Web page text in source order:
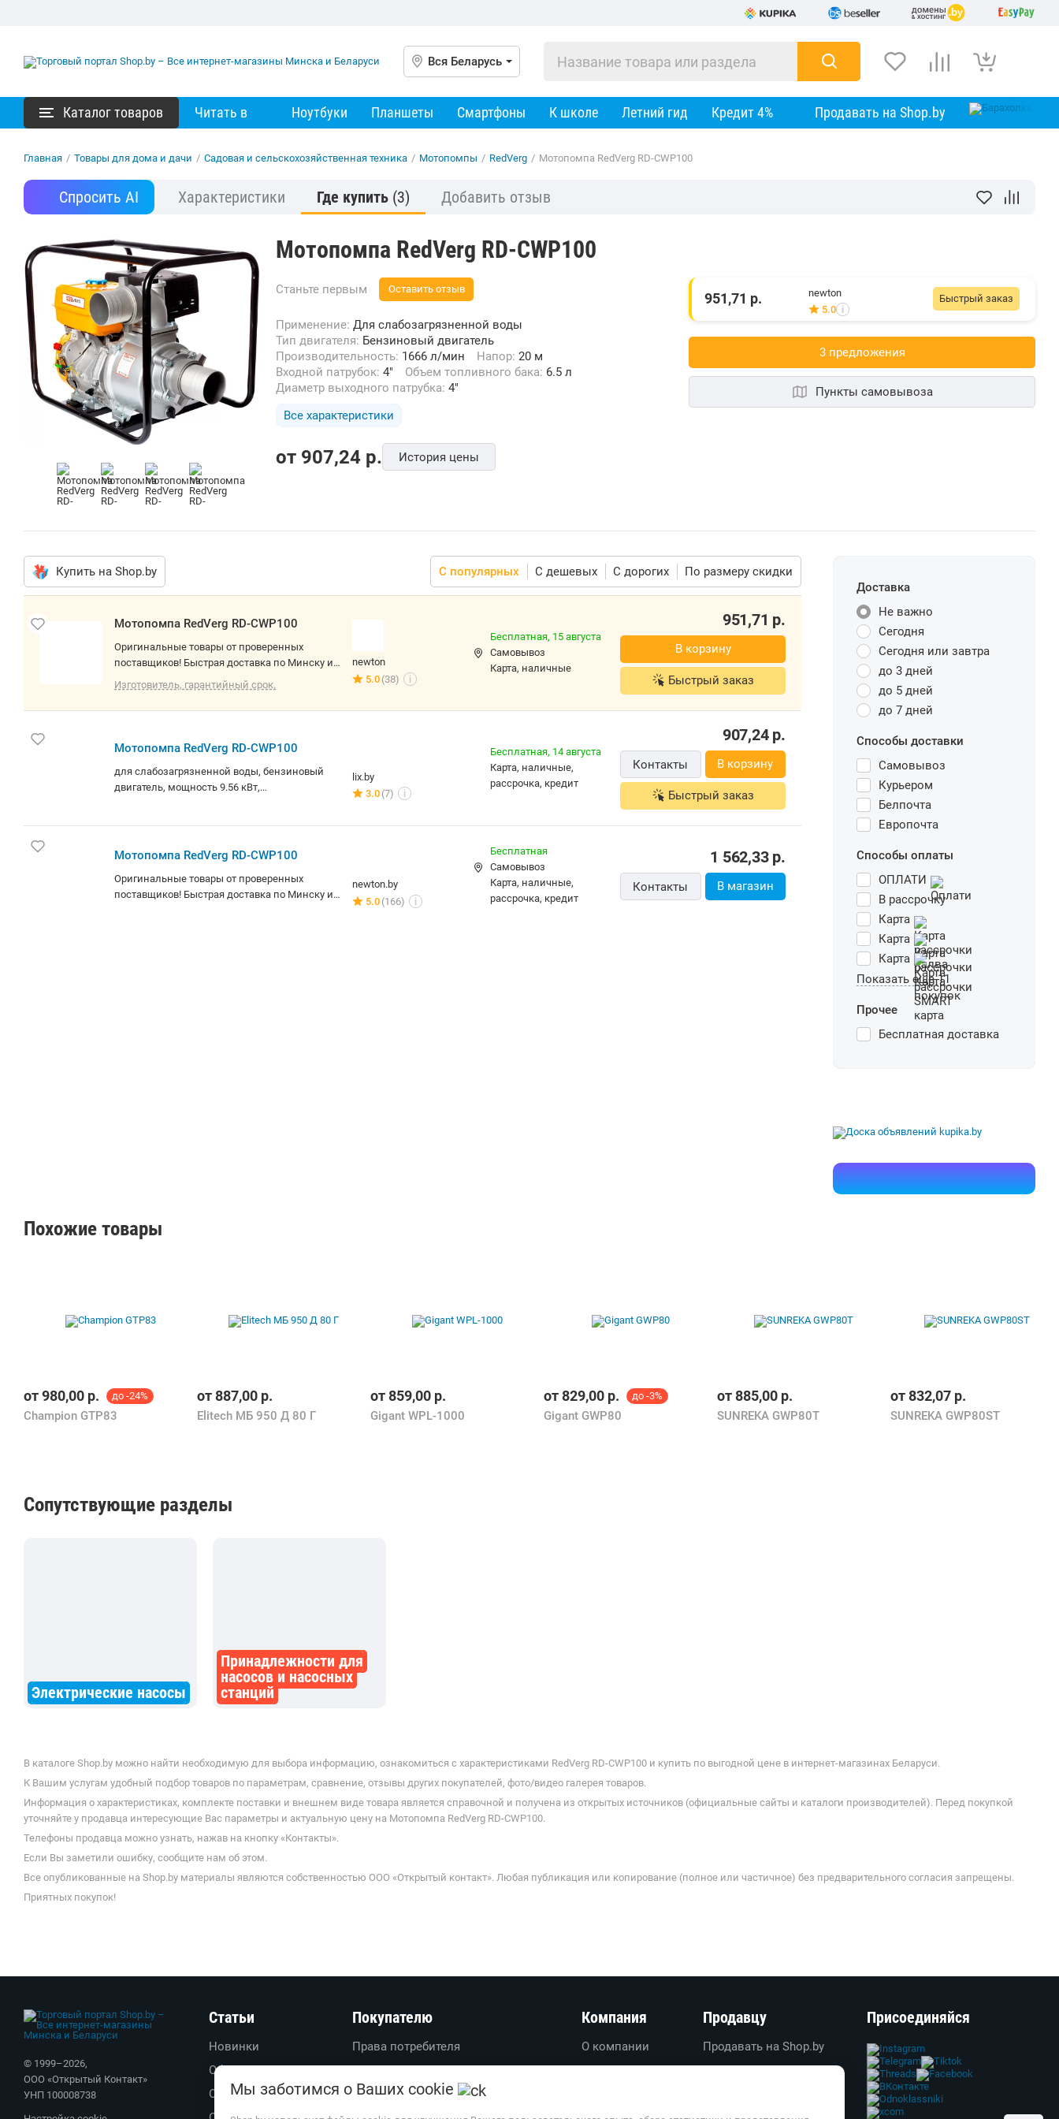
Вся Беларусь
Каталог товаров Читать в Ноутбуки Планшеты Смартфоны К школе Летний гид Кредит 4% Продавать на Shop.by
Главная / Товары для дома и дачи / Садовая и сельскохозяйственная техника / Мотопомпы / RedVerg / Мотопомпа RedVerg RD-CWP100
Спросить AI Характеристики Где купить (3) Добавить отзыв
Мотопомпа RedVerg RD-CWP100
Станьте первым Оставить отзыв
Применение: Для слабозагрязненной воды
Тип двигателя: Бензиновый двигатель
Производительность: 1666 л/мин Напор: 20 м
Входной патрубок: 4" Объем топливного бака: 6.5 л
Диаметр выходного патрубка: 4"
Все характеристики
от 907,24 p. История цены
Быстрый заказ
951,71 р.
newton
5.0 i
3 предложения
Пункты самовывоза
Купить на Shop.by С популярных С дешевых С дорогих По размеру скидки
Мотопомпа RedVerg RD-CWP100
Оригинальные товары от проверенных
поставщиков! Быстрая доставка по Минску и
РБ. О товаре: для слабозагрязненной воды,
бензиновый двигатель, мощность 9.56 кВт,
производительность 1666 л/мин, высота
Изготовитель, гарантийный срок.
newton
5.0 (38) i
Бесплатная, 15 августа
Самовывоз
карта, наличные
951,71 р.
В корзину
Быстрый заказ
Мотопомпа RedVerg RD-CWP100
для слабозагрязненной воды, бензиновый
двигатель, мощность 9.56 кВт,
lix.by
3.0 (7) i
Бесплатная, 14 августа
карта, наличные,
рассрочка, кредит
907,24р.
Контакты В корзину
Быстрый заказ
Мотопомпа RedVerg RD-CWP100
Оригинальные товары от проверенных
поставщиков! Быстрая доставка по Минску и
newton.by
5.0 (166) i
Бесплатная
Самовывоз
карта, наличные,
рассрочка, кредит
1 562,33р.
Контакты В магазин
Доставка
Не важно
Сегодня
Сегодня или завтра
до 3 дней
до 5 дней
до 7 дней
Способы доставки
Самовывоз
Курьером
Белпочта
Европочта
Способы оплаты
ОПЛАТИ
В рассрочку
Карта
Карта
Карта
Показать еще 11
Прочее
Бесплатная доставка
Похожие товары
от980,00 р. до -24%
Champion GTP83
от887,00 р.
Elitech МБ 950 Д 80 Г
от859,00 р.
Gigant WPL-1000
от829,00 р. до -3%
Gigant GWP80
от885,00 р.
SUNREKA GWP80T
от832,07 р.
SUNREKA GWP80ST
Сопутствующие разделы
Электрические насосы
Принадлежности для
насосов и насосных
станций
В каталоге Shop.by можно найти необходимую для выбора информацию, ознакомиться с характеристиками RedVerg RD-CWP100 и купить по выгодной цене в интернет-магазинах Беларуси.
К Вашим услугам удобный подбор товаров по параметрам, сравнение, отзывы других покупателей, фото/видео галерея товаров.
Информация о характеристиках, комплекте поставки и внешнем виде товара является справочной и получена из открытых источников (официальные сайты и каталоги производителей). Перед покупкой
уточняйте у продавца интересующие Вас параметры и актуальную цену на Мотопомпа RedVerg RD-CWP100.
Телефоны продавца можно узнать, нажав на кнопку «Контакты».
Если Вы заметили ошибку, сообщите нам об этом.
Все опубликованные на Shop.by материалы являются собственностью ООО «Открытый контакт». Любая публикация или копирование (полное или частичное) без предварительного согласия запрещены.
Приятных покупок!
Статьи
Новинки
Обзоры
Советы
Покупателю
Права потребителя
Вопросы-ответы
Пользовательское соглашение
Компания
О компании
О проекте
Продавцу
Продавать на Shop.by
Создать свой магазин
© 1999–2026,
ООО «Открытый Контакт»
УНП 100008738
Присоединяйся
Мы заботимся о Ваших cookie